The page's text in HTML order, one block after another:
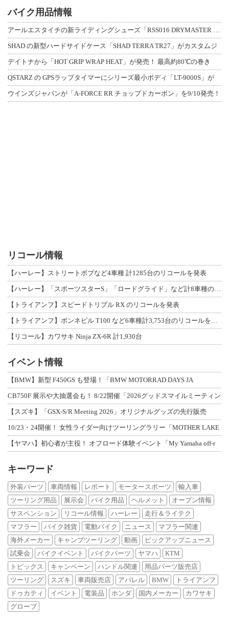
バイク用品情報
アールエスタイチの新ライディングシューズ「RSS016 DRYMASTER スト
SHAD の新型ハードサイドケース「SHAD TERRA TR27」がカスタムジ
デイトナから「HOT GRIP WRAP HEAT」が発売！ 最高約80℃の巻き
QSTARZ の GPSラップタイマーにシリーズ最小ボディ「LT-9000S」が
ウインズジャパンが「A-FORCE RR チョップドカーボン」を9/10発売！
リコール情報
【ハーレー】ストリートボブなど4車種 計1285台のリコールを発表
【ハーレー】「スポーツスターS」「ロードグライド」など計8車種のリコールを発表
【トライアンフ】スピードトリプル RX のリコールを発表
【トライアンフ】ボンネビル T100 など6車種計3,753台のリコールを発表
【リコール】カワサキ Ninja ZX-6R 計1,930台
イベント情報
【BMW】新型 F450GS も登場！「BMW MOTORRAD DAYS JA
CB750F 展示や大抽選会も！ 8/22開催「2026グッドスマイルミーティン
【スズキ】「GSX-S/R Meeting 2026」オリジナルグッズの先行販売
10/23・24開催！ 女性ライダー向けツーリングラリー「MOTHER LAKE
【ヤマハ】初心者が主役！ オフロード体験イベント「My Yamaha off-r
キーワード
外装パーツ 車両情報 レポート モータースポーツ
輸入車
ツーリング用品
展示会 バイク用品 ヘルメット
オープン情報
サスペンション
リコール情報 ハーレー
走行＆ライテク
マフラー
バイク雑貨 電動バイク ニュース
マフラー関連
海外メーカー
キャンプツーリング 動画
ピックアップニュース
試乗会
バイクイベント バイクパーツ ヤマハ
KTM
トピックス
キャンペーン ハンドル関連
用品パーツ販売店
ツーリング
スズキ 車両販売店 アパレル BMW
トライアンフ
ドゥカティ
イベント 電装品 ホンダ 国内メーカー
カワサキ
グローブ